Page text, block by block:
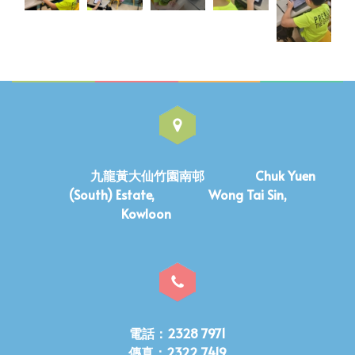
九龍黃大仙竹園南邨 Chuk Yuen
(South) Estate, Wong Tai Sin,
Kowloon
電話：2328 7971